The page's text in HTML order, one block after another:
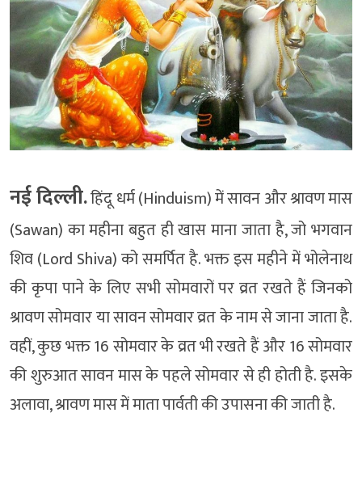
नई दिल्ली.हिंदू धर्म (Hinduism) में सावन और श्रावण मास
(Sawan) का महीना बहुत ही खास माना जाता है, जो भगवान
शिव (Lord Shiva) को समर्पित है. भक्त इस महीने में भोलेनाथ
की कृपा पाने के लिए सभी सोमवारों पर व्रत रखते हैं जिनको
श्रावण सोमवार या सावन सोमवार व्रत के नाम से जाना जाता है.
वहीं, कुछ भक्त 16 सोमवार के व्रत भी रखते हैं और 16 सोमवार
की शुरुआत सावन मास के पहले सोमवार से ही होती है. इसके
अलावा, श्रावण मास में माता पार्वती की उपासना की जाती है.